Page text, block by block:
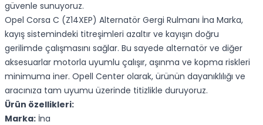
güvenle sunuyoruz.
Opel Corsa C (Z14XEP) Alternatör Gergi Rulmanı İna Marka,
kayış sistemindeki titreşimleri azaltır ve kayışın doğru
gerilimde çalışmasını sağlar. Bu sayede alternatör ve diğer
aksesuarlar motorla uyumlu çalışır, aşınma ve kopma riskleri
minimuma iner. Opell Center olarak, ürünün dayanıklılığı ve
aracınıza tam uyumu üzerinde titizlikle duruyoruz.
Ürün özellikleri:
Marka: İna